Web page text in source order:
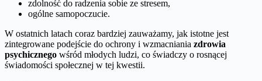
zdolność do radzenia sobie ze stresem,
ogólne samopoczucie.
W ostatnich latach coraz bardziej zauważamy, jak istotne jest
zintegrowane podejście do ochrony i wzmacniania zdrowia
psychicznego wśród młodych ludzi, co świadczy o rosnącej
świadomości społecznej w tej kwestii.